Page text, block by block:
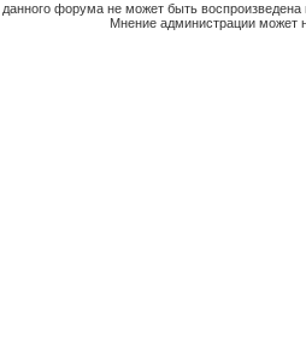
данного форума не может быть
Мнение администрации может